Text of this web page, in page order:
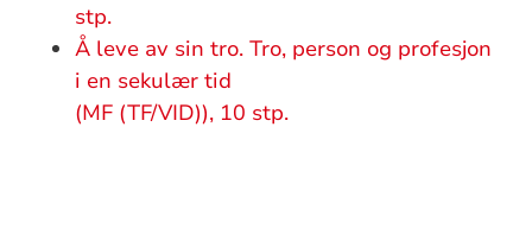
stp.
Å leve av sin tro. Tro, person og profesjon
i en sekulær tid
(MF (TF/VID)), 10 stp.